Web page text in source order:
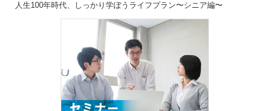
人生100年時代、しっかり学ぼうライフプラン〜シニア編〜